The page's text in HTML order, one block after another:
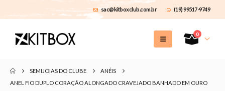
sac@kitboxclub.com.br (19) 99517-9749
0
SEMIJOIAS DO CLUBE
ANÉIS
ANEL FIO DUPLO CORAÇÃO ALONGADO CRAVEJADO BANHADO EM OURO